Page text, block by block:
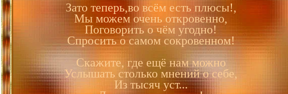
Зато теперь,во всём есть плюсы!,
Мы можем очень откровенно,
Поговорить о чём угодно!
Спросить о самом сокровенном!
Скажите, где ещё нам можно
Услышать столько мнений о себе,
Из тысяч уст...